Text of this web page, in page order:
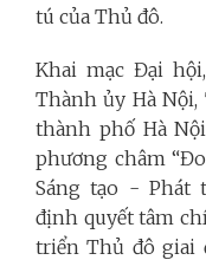
tú của Thủ đô.
Khai mạc Đại
Thành ủy Hà
thành phố Hà
phương châm
Sáng tạo - Phát
định quyết tâm
triển Thủ đô giai